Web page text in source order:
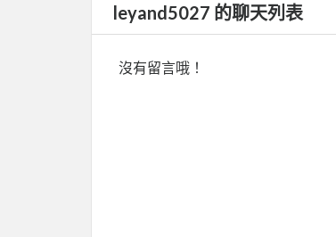
leyand5027 的聊天列表
沒有留言哦！